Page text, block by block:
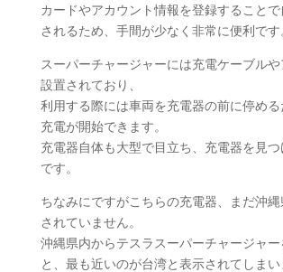
カードやアカウント情報を登録すること
されるため、手間が少なく非常に便利です
スーパーチャージャーには充電ケーブル
設置されており、
利用する際には車両を充電器の前に停める
充電が開始できます。
充電器自体も大型で目立ち、充電器を見
です。
ちなみにですがこちらの充電器、まだ沖
されていません。
沖縄県内からテスラスーパーチャージャー
と、最も近いのが台湾と表示されてしま